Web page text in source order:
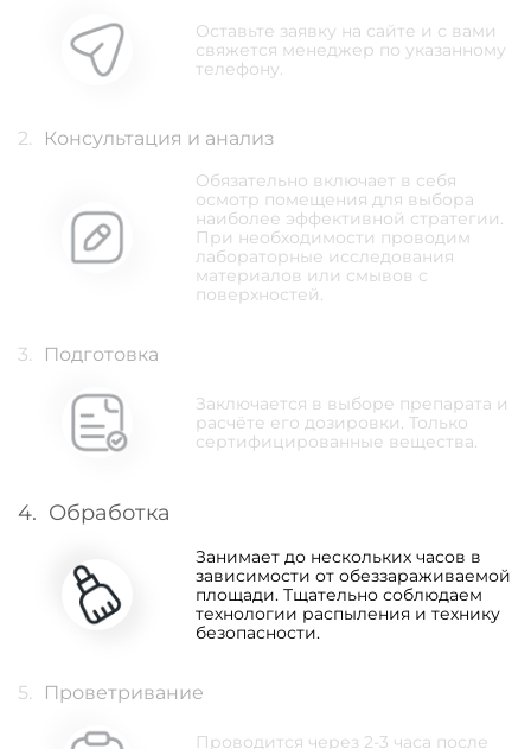
Оставьте заявку на сайте и с вами
свяжется менеджер по указанному
телефону.
2. Консультация и анализ
Обязательно включает в себя
осмотр помещения для выбора
наиболее эффективной стратегии.
При необходимости проводим
лабораторные исследования
материалов или смывов с
поверхностей.
3. Подготовка
Заключается в выборе препарата и
расчёте его дозировки. Только
сертифицированные вещества.
4. Обработка
Занимает до нескольких часов в
зависимости от обеззараживаемой
площади. Тщательно соблюдаем
технологии распыления и технику
безопасности.
5. Проветривание
Проводится через 2-3 часа после